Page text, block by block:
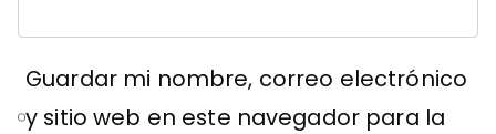
Guardar mi nombre, correo electrónico
y sitio web en este navegador para la